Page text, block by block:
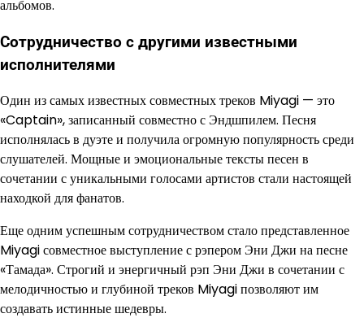
альбомов.
Сотрудничество с другими известными
исполнителями
Один из самых известных совместных треков Miyagi — это
«Captain», записанный совместно с Эндшпилем. Песня
исполнялась в дуэте и получила огромную популярность среди
слушателей. Мощные и эмоциональные тексты песен в
сочетании с уникальными голосами артистов стали настоящей
находкой для фанатов.
Еще одним успешным сотрудничеством стало представленное
Miyagi совместное выступление с рэпером Эни Джи на песне
«Тамада». Строгий и энергичный рэп Эни Джи в сочетании с
мелодичностью и глубиной треков Miyagi позволяют им
создавать истинные шедевры.